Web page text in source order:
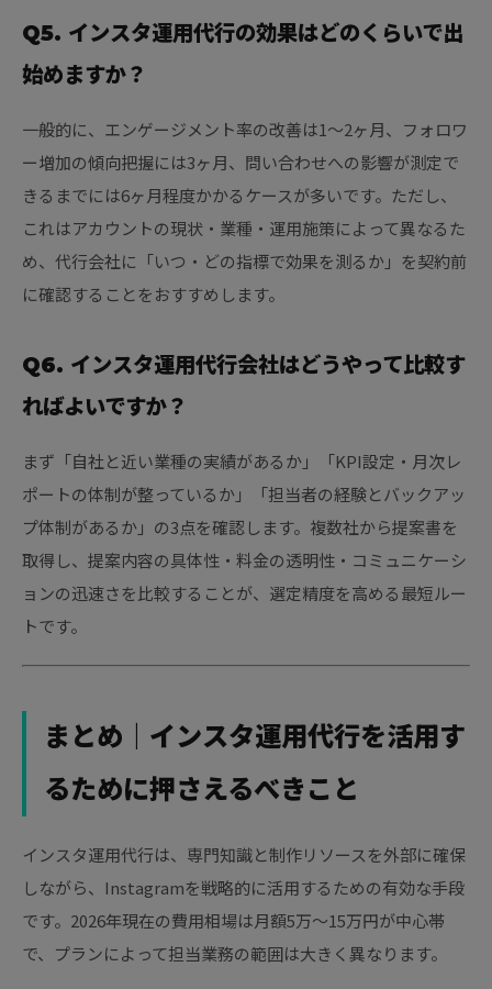
Q5. インスタ運用代行の効果はどのくらいで出
始めますか？
一般的に、エンゲージメント率の改善は1〜2ヶ月、フォロワ
ー増加の傾向把握には3ヶ月、問い合わせへの影響が測定で
きるまでには6ヶ月程度かかるケースが多いです。ただし、
これはアカウントの現状・業種・運用施策によって異なるた
め、代行会社に「いつ・どの指標で効果を測るか」を契約前
に確認することをおすすめします。
Q6. インスタ運用代行会社はどうやって比較す
ればよいですか？
まず「自社と近い業種の実績があるか」「KPI設定・月次レ
ポートの体制が整っているか」「担当者の経験とバックアッ
プ体制があるか」の3点を確認します。複数社から提案書を
取得し、提案内容の具体性・料金の透明性・コミュニケーシ
ョンの迅速さを比較することが、選定精度を高める最短ルー
トです。
まとめ｜インスタ運用代行を活用す
るために押さえるべきこと
インスタ運用代行は、専門知識と制作リソースを外部に確保
しながら、Instagramを戦略的に活用するための有効な手段
です。2026年現在の費用相場は月額5万〜15万円が中心帯
で、プランによって担当業務の範囲は大きく異なります。